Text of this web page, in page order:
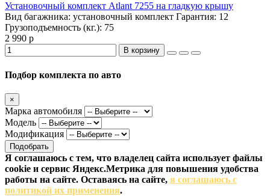
Установочный комплект Atlant 7255 на гладкую крышу
Вид багажника: установочный комплект Гарантия: 12
Грузоподъемность (кг.): 75
2 990 р
В корзину
Подбор комплекта по авто
×
Марка автомобиля
Модель
Модификация
Подобрать
Я соглашаюсь с тем, что владелец сайта использует файлы
cookie и сервис Яндекс.Метрика для повышения удобства
работы на сайте. Оставаясь на сайте, я соглашаюсь с
политикой их применения.